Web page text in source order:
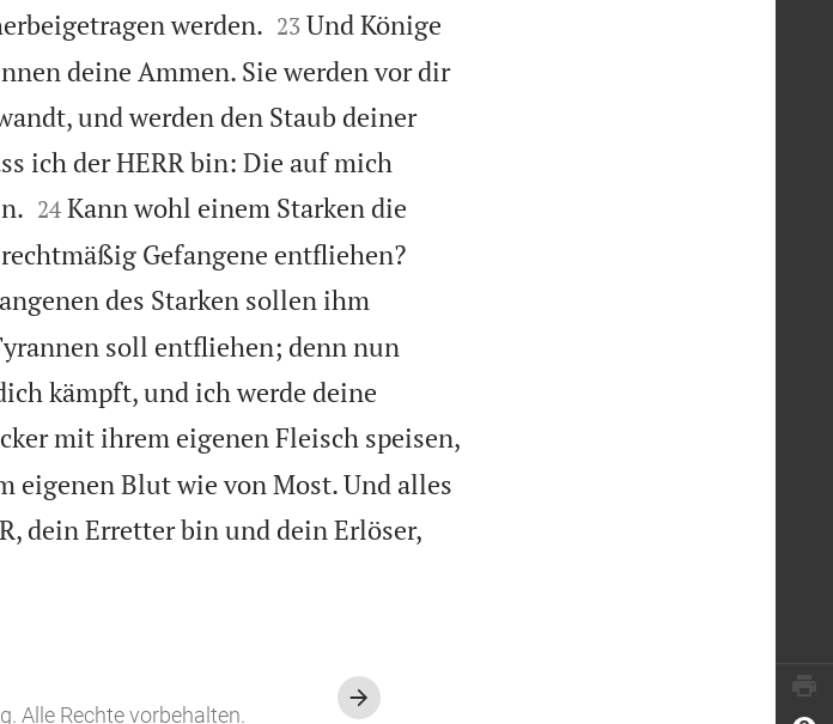
werden.
23 Und Könige
deine Ammen. Sie werden vor dir
und werden den Staub deiner
ich der HERR bin: Die auf mich

24 Kann wohl einem Starken die
Gefangene entfliehen?
des Starken sollen ihm
soll entfliehen; denn nun
kämpft, und ich werde deine
mit ihrem eigenen Fleisch speisen,
eigenen Blut wie von Most. Und alles
dein Erretter bin und dein Erlöser,
Alle Rechte vorbehalten.